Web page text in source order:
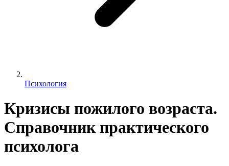
Психология
Кризисы пожилого возраста.
Справочник практического
психолога